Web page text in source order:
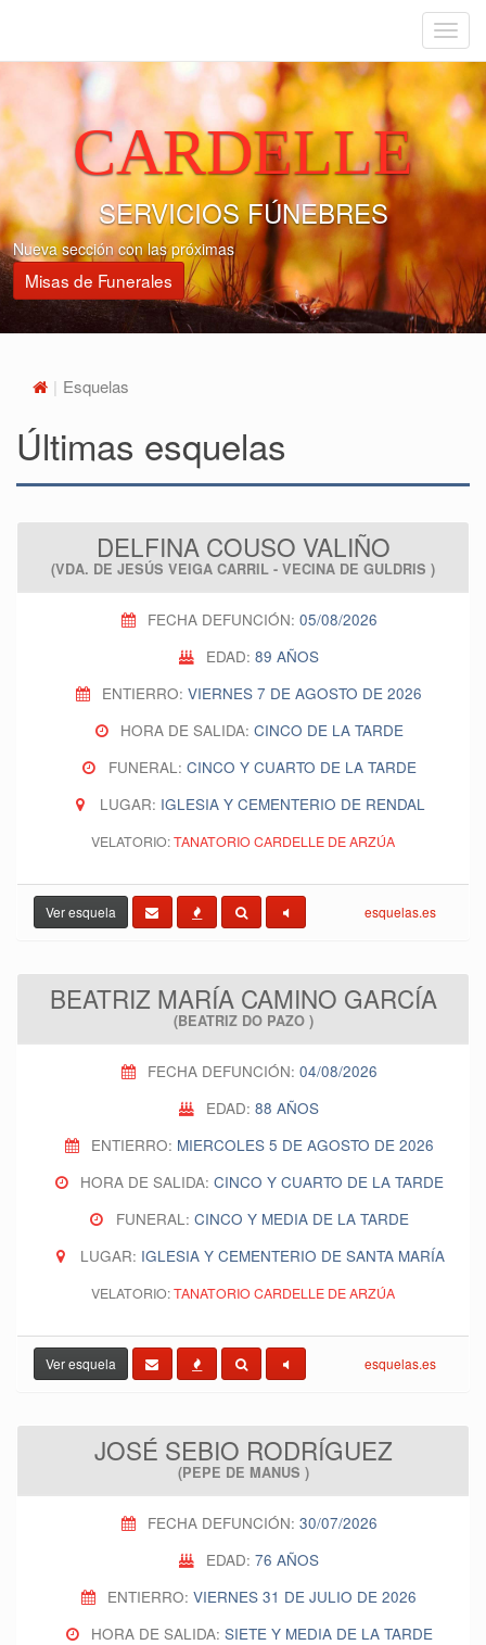
Menu
CARDELLE
SERVICIOS FÚNEBRES
Nueva sección con las próximas
Misas de Funerales
Esquelas
Últimas esquelas
DELFINA COUSO VALIÑO
(VDA. DE JESÚS VEIGA CARRIL - VECINA DE GULDRIS )
FECHA DEFUNCIÓN: 05/08/2026
EDAD: 89 AÑOS
ENTIERRO:VIERNES 7 DE AGOSTO DE 2026
HORA DE SALIDA:CINCO DE LA TARDE
FUNERAL: CINCO Y CUARTO DE LA TARDE
LUGAR: IGLESIA Y CEMENTERIO DE RENDAL
VELATORIO:TANATORIO CARDELLE DE ARZÚA
Ver esquela esquelas.es
BEATRIZ MARÍA CAMINO GARCÍA
(BEATRIZ DO PAZO )
FECHA DEFUNCIÓN: 04/08/2026
EDAD: 88 AÑOS
ENTIERRO: MIERCOLES 5 DE AGOSTO DE 2026
HORA DE SALIDA:CINCO Y CUARTO DE LA TARDE
FUNERAL: CINCO Y MEDIA DE LA TARDE
LUGAR: IGLESIA Y CEMENTERIO DE SANTA MARÍA
VELATORIO:TANATORIO CARDELLE DE ARZÚA
Ver esquela esquelas.es
JOSÉ SEBIO RODRÍGUEZ
(PEPE DE MANUS )
FECHA DEFUNCIÓN: 30/07/2026
EDAD: 76 AÑOS
ENTIERRO:VIERNES 31 DE JULIO DE 2026
HORA DE SALIDA:SIETE Y MEDIA DE LA TARDE